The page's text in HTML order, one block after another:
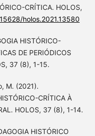
CRÍTICA. HOLOS,
holos.2021.13580
HISTÓRICO-
DE PERIÓDICOS
37 (8), 1-15.
M. (2021).
CRÍTICA À
HOLOS, 37 (8), 1-14.
HISTÓRICO